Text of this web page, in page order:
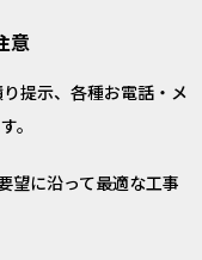
意
提示、各種お電話・メ
。
望に沿って最適な工事